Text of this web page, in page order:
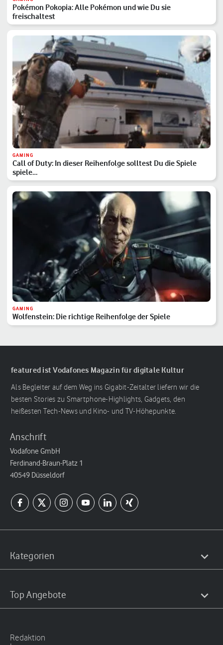
Pokémon Pokopia: Alle Pokémon und wie Du sie
freischaltest
GAMING
Call of Duty: In dieser Reihenfolge solltest Du die Spiele
spiele…
GAMING
Wolfenstein: Die richtige Reihenfolge der Spiele
featured ist Vodafones Magazin für digitale Kultur
Als Begleiter auf dem Weg ins Gigabit-Zeitalter liefern wir die
besten Stories zu Smartphone-Highlights, Gadgets, den
heißesten Tech-News und Kino- und TV-Höhepunkte.
Anschrift
Vodafone GmbH
Ferdinand-Braun-Platz 1
40549 Düsseldorf
Kategorien
Top Angebote
Redaktion